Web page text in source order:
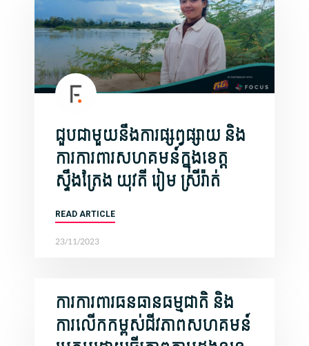
ជួបជាមួយនឹងការផ្សព្វផ្សាយ និង
ការការពារសហគមន៍ក្នុងខេត្ត
ស្ទឹងត្រែង យុវតី រៀម ស្រីរ៉ាត់
READ ARTICLE
23/11/2023
ការការពារធនធានធម្មជាតិ និង
ការលើកកម្ពស់ជីវភាពសហគមន៍